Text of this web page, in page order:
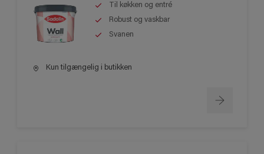
Til køkken og entré
Robust og vaskbar
Svanen
Kun tilgængelig i butikken